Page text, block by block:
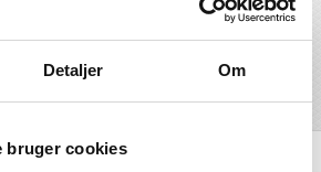
Detaljer Om
bruger cookies
Denne branche har branchekoden
branchegrupperingen transport.
Komplet Liste